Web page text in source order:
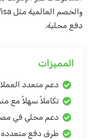
دفع محلية.
المميزات
دعم متعدد
تكاملاً سهلاً مع
دعم محلي في
طرق دفع متعددة